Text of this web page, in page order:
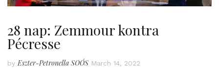
28 nap: Zemmour kontra
Pécresse
by Eszter-Petronella SOÓS March 14, 2022